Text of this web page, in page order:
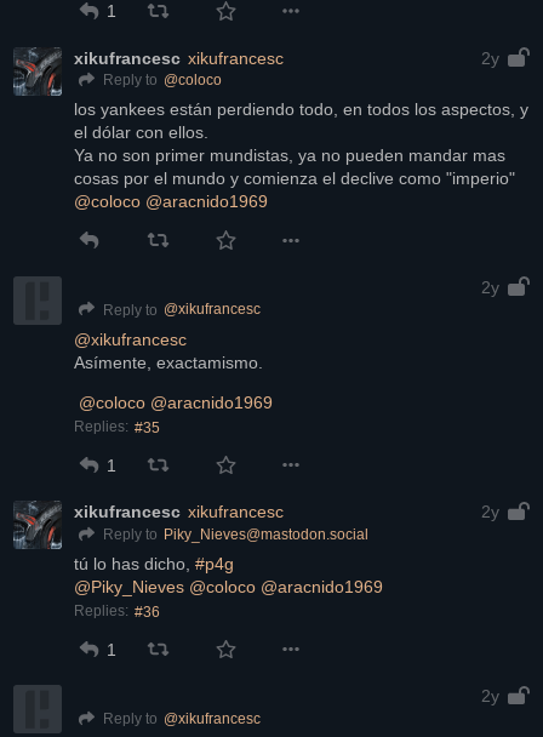
1
xikufrancesc xikufrancesc 2y
Reply to @coloco
los yankees están perdiendo todo, en todos los aspectos, y
el dólar con ellos.
Ya no son primer mundistas, ya no pueden mandar mas
cosas por el mundo y comienza el declive como "imperio"
@coloco @aracnido1969
2y
Reply to @xikufrancesc
@xikufrancesc
Asímente, exactamismo.
@coloco @aracnido1969
Replies: #35
1
xikufrancesc xikufrancesc 2y
Reply to Piky_Nieves@mastodon.social
tú lo has dicho, #p4g
@Piky_Nieves @coloco @aracnido1969
Replies: #36
1
2y
Reply to @xikufrancesc